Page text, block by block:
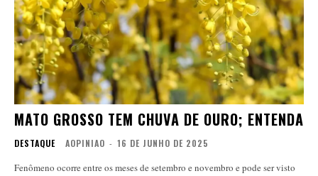
MATO GROSSO TEM CHUVA DE OURO; ENTENDA
DESTAQUE AOPINIAO - 16 DE JUNHO DE 2025
Fenômeno ocorre entre os meses de setembro e novembro e pode ser visto